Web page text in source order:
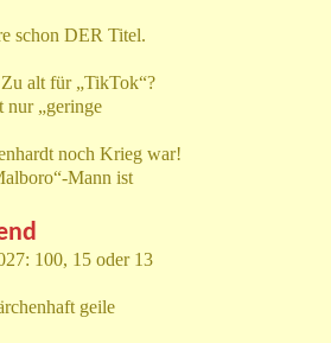
schon DER Titel.
alt für „TikTok“?
nur „geringe
noch Krieg war!
Mann ist
100, 15 oder 13
geile